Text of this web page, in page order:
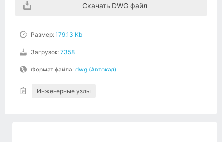
Скачать DWG файл
Размер: 179.13 Kb
Загрузок: 7358
Формат файла: dwg (Автокад)
Инженерные узлы